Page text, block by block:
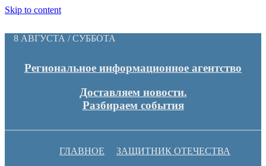
Skip to content
8 АВГУСТА / СУББОТА
Региональное информационное агентство
Доставляем новости.
Разбираем события
ГЛАВНОЕ ЗАЩИТНИК ОТЕЧЕСТВА